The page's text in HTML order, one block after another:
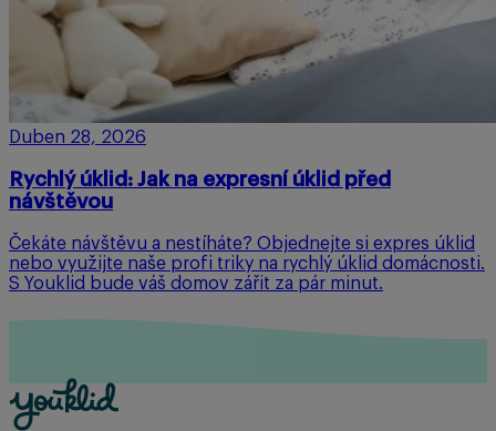
Duben 28, 2026
Rychlý úklid: Jak na expresní úklid před
návštěvou
Čekáte návštěvu a nestíháte? Objednejte si expres úklid
nebo využijte naše profi triky na rychlý úklid domácnosti.
S Youklid bude váš domov zářit za pár minut.